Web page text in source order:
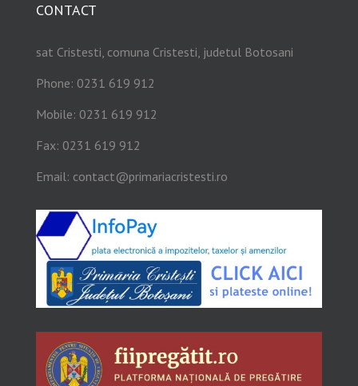
CONTACT
sat Cristesti, comuna Cristesti, judetul Botosani
Phone: 0231 619 912
Mobile: 0231 619 912
Fax: 0231 619 912
Email: contact@primariacristesti.ro